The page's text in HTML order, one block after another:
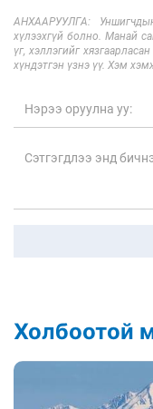
АНХААРУУЛГА:
хүлээхгүй болно. Манай
үг, хэллэгийг
хүндэтгэн үзнэ үү. Хэм
Холбоотой